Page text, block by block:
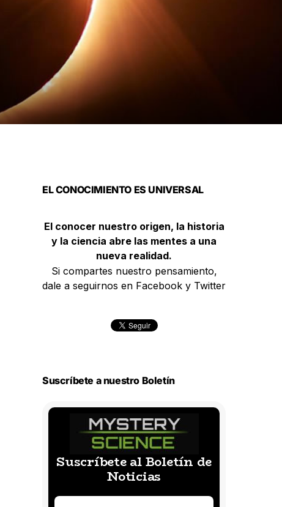
EL CONOCIMIENTO ES UNIVERSAL
El conocer nuestro origen, la historia
y la ciencia abre las mentes a una
nueva realidad.
Si compartes nuestro pensamiento,
dale a seguirnos en Facebook y Twitter
Suscríbete a nuestro Boletín
Suscríbete al Boletín de
Noticias